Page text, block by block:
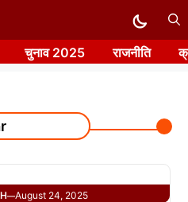
चुनाव 2025 राजनीति
—August 24, 2025